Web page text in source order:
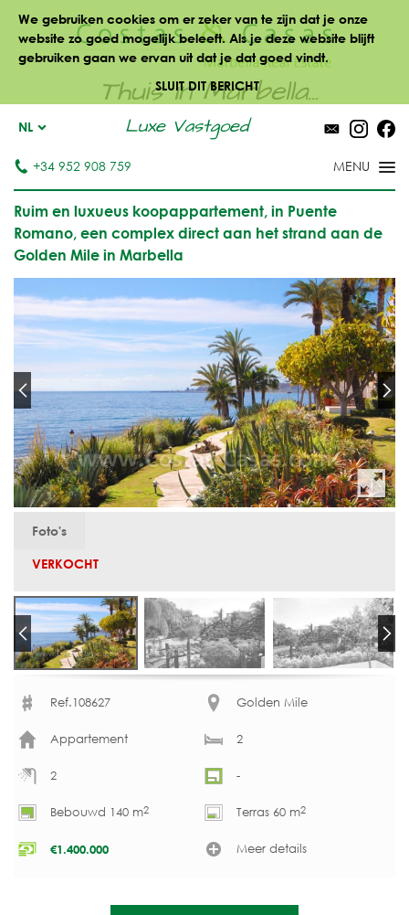
We gebruiken cookies om er zeker van te zijn dat je onze
website zo goed mogelijk beleeft. Als je deze website blijft
gebruiken gaan we ervan uit dat je dat goed vindt.
SLUIT DIT BERICHT
Thuis in Marbella...
Luxe Vastgoed
NL
+34 952 908 759
Ruim en luxueus koopappartement, in Puente
Romano, een complex direct aan het strand aan de
Golden Mile in Marbella
Foto's
VERKOCHT
Ref.108627 Golden Mile
Appartement 2
2 -
Bebouwd 140 m2 Terras 60 m2
€1.400.000 Meer details